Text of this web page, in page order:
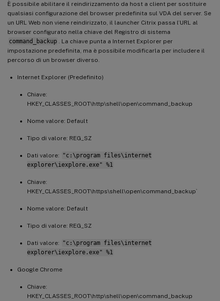
È possibile abilitare il reindirizzamento da host a client per sostituire
qualsiasi configurazione del browser predefinita sul VDA del server. Se
un URL Web non viene reindirizzato, il launcher Citrix passa l’URL al
browser configurato nella chiave del Registro di sistema
command_backup
. La chiave punta a Internet Explorer per
impostazione predefinita, ma è possibile modificarla per includere il
percorso di un browser diverso.
Internet Explorer (Predefinito)
Chiave:
HKEY_CLASSES_ROOT\http\shell\open\command_backup
Nome valore: Default
Tipo di valore: REG_SZ
Dati valore:
"c:\program files\internet
explorer\iexplore.exe" %1
Chiave:
HKEY_CLASSES_ROOT\https\shell\open\command_backup`
Nome valore: Default
Tipo di valore: REG_SZ
Dati valore:
"c:\program files\internet
explorer\iexplore.exe" %1
Google Chrome
Chiave:
HKEY_CLASSES_ROOT\http\shell\open\command_backup